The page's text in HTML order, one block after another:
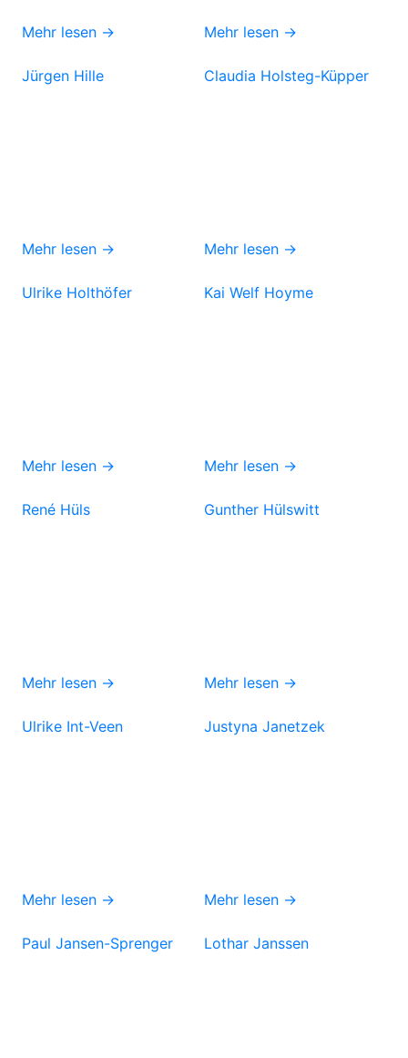
Mehr lesen → Mehr lesen →
Jürgen Hille
Mehr lesen →
Claudia Holsteg-Küpper
Mehr lesen →
Ulrike Holthöfer
Mehr lesen →
Kai Welf Hoyme
Mehr lesen →
René Hüls
Mehr lesen →
Gunther Hülswitt
Mehr lesen →
Ulrike Int-Veen
Mehr lesen →
Justyna Janetzek
Mehr lesen →
Paul Jansen-Sprenger Lothar Janssen